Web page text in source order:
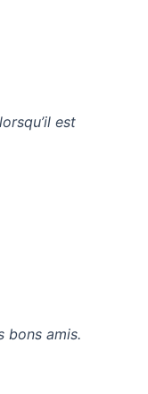
est
bons amis.